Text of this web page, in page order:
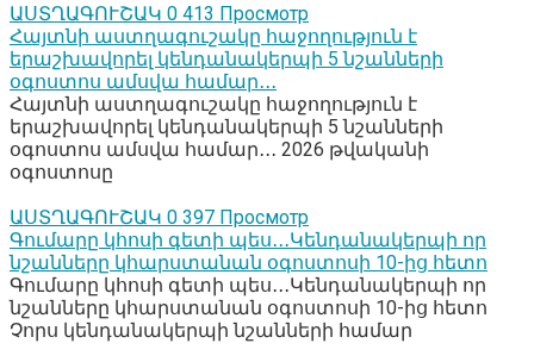
ԱՍՏՂԱԳՈՒՇԱԿ 0 413 Просмотр
Հայտնի աստղագուշակը հաջողություն է
երաշխավորել կենդանակերպի 5 նշանների
օգոստոս ամսվա համար․․․
Հայտնի աստղագուշակը հաջողություն է
երաշխավորել կենդանակերպի 5 նշանների
օգոստոս ամսվա համար․․․ 2026 թվականի
օգոստոսը
ԱՍՏՂԱԳՈՒՇԱԿ 0 397 Просмотр
Գումարը կհոսի գետի պես․․․Կենդանակերպի որ
նշանները կհարստանան օգոստոսի 10-ից հետո
Գումարը կհոսի գետի պես․․․Կենդանակերպի որ
նշանները կհարստանան օգոստոսի 10-ից հետո
Չորս կենդանակերպի նշանների համար